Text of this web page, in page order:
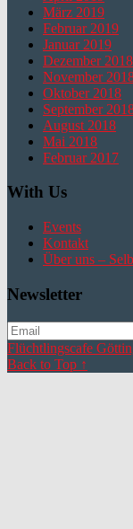
März 2019
Februar 2019
Januar 2019
Dezember 2018
November
Oktober 2018
September
August 2018
Mai 2018
Februar 2017
With Us
Events
Kontakt
Über uns –
Newsletter
Flüchtlingscafe
Back to Top ↑